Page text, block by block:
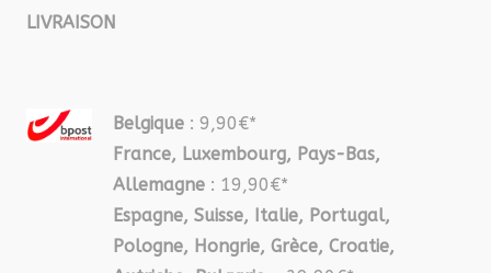
LIVRAISON
Belgique : 9,90€*
France, Luxembourg, Pays-Bas,
Allemagne : 19,90€*
Espagne, Suisse, Italie, Portugal,
Pologne, Hongrie, Grèce, Croatie,